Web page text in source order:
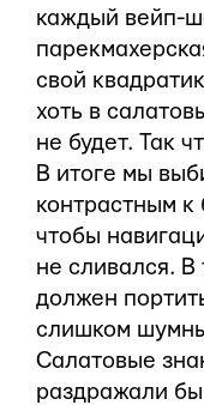
каждый вейп-
свой
хоть в
не будет. Так
В итоге мы
контрастным
чтобы
не сливался. В
должен
слишком
Салатовые
раздражали